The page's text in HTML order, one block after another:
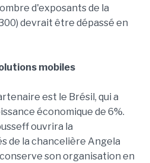
d'exposants de la
devrait être dépassé en
mobiles
est le Brésil, qui a
économique de 6%.
ouvrira la
de la chancelière Angela
son organisation en